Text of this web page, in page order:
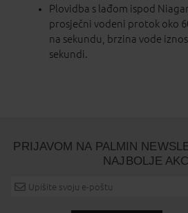
Plovidba s lađom ispod
prosječni vodeni protok oko
na sekundu, brzina vode
sekundi.
PRIJAVOM NA PALMIN
NAJBOLJE